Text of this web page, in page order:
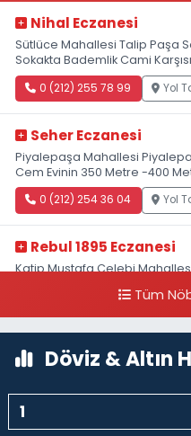
Nihal Eczanesi
Sütlüce Mahallesi Talip Paşa
Sokakta Bademlik Cami Karşısı
0 (212) 255 78 99 Yol
Seher Eczanesi
Piyalepaşa Mahallesi
Cem Evinin 350 Metre -400
0 (212) 254 36 04 Yol
Rebul 1895 Eczanesi
Katip Mustafa Çelebi
Tüm
Döviz & Altın